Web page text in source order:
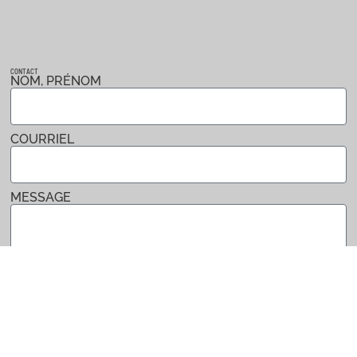
CONTACT
NOM, PRÉNOM
COURRIEL
MESSAGE